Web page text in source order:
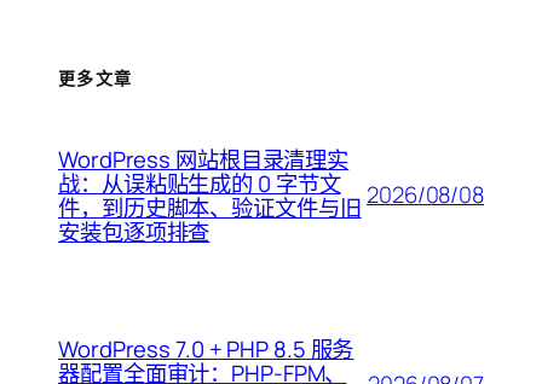
更多文章
WordPress 网站根目录清理实
战：从误粘贴生成的 0 字节文
件，到历史脚本、验证文件与旧
安装包逐项排查
2026/08/08
WordPress 7.0 + PHP 8.5 服务
器配置全面审计：PHP-FPM、